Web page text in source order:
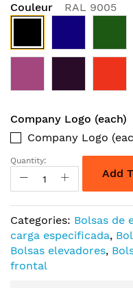
Couleur RAL 9005
Company Logo (each)
Company Logo
Quantity:
Add
Categories: Bolsas de
carga especificada,
Bolsas elevadores,
frontal